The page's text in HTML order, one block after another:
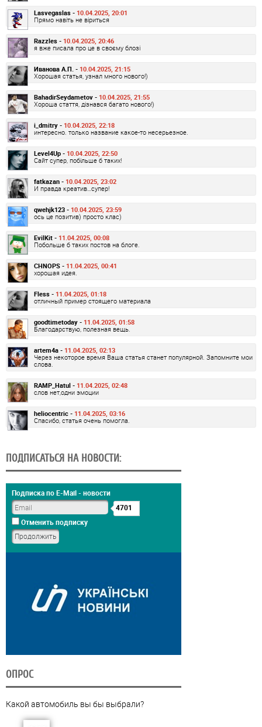
Lasvegaslas - 10.04.2025, 20:01
Прямо навіть не віриться
Razzles - 10.04.2025, 20:46
я вже писала про це в своєму блозі
Иванова А.П. - 10.04.2025, 21:15
Хорошая статья, узнал много нового!)
BahadirSeydametov - 10.04.2025, 21:55
Хороша стаття, дізнався багато нового!)
i_dmitry - 10.04.2025, 22:18
интересно. только название какое-то несерьезное.
Level4Up - 10.04.2025, 22:50
Сайт супер, побільше б таких!
fatkazan - 10.04.2025, 23:02
И правда креатив…супер!
qwehjk123 - 10.04.2025, 23:59
ось це позитив) просто клас)
EvilKit - 11.04.2025, 00:08
Побольше б таких постов на блоге.
CHNOPS - 11.04.2025, 00:41
хорошая идея.
Fless - 11.04.2025, 01:18
отличный пример стоящего материала
goodtimetoday - 11.04.2025, 01:58
Благодарствую, полезная вещь.
artem4a - 11.04.2025, 02:13
Через некоторое время Ваша статья станет популярной. Запомните мои
слова.
RAMP_Hatul - 11.04.2025, 02:48
слов нет,одни эмоции
heliocentric - 11.04.2025, 03:16
Спасибо, статья очень помогла.
ПОДПИСАТЬСЯ НА НОВОСТИ:
Подписка по E-Mail - новости
4701
Отменить подписку
ОПРОС
Какой автомобиль вы бы выбрали?